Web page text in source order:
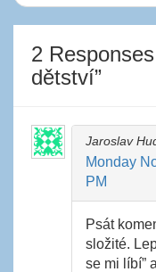
2 Responses
dětství”
Jaroslav
Monday
PM
Psát
složité.
se mi líbí”